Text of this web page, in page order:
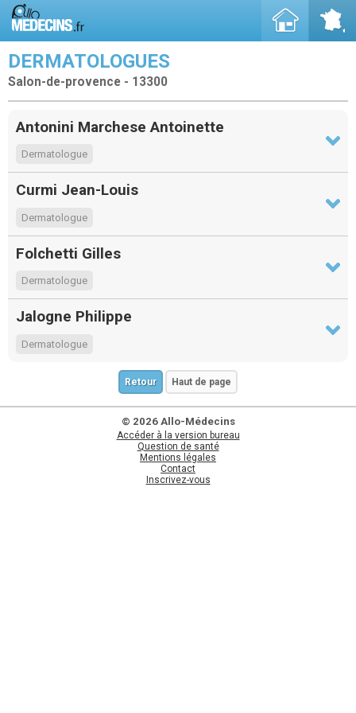
DERMATOLOGUES
Salon-de-provence - 13300
Antonini Marchese Antoinette
Dermatologue
Curmi Jean-Louis
Dermatologue
Folchetti Gilles
Dermatologue
Jalogne Philippe
Dermatologue
Retour Haut de page
© 2026 Allo-Médecins
Accéder à la version bureau
Question de santé
Mentions légales
Contact
Inscrivez-vous